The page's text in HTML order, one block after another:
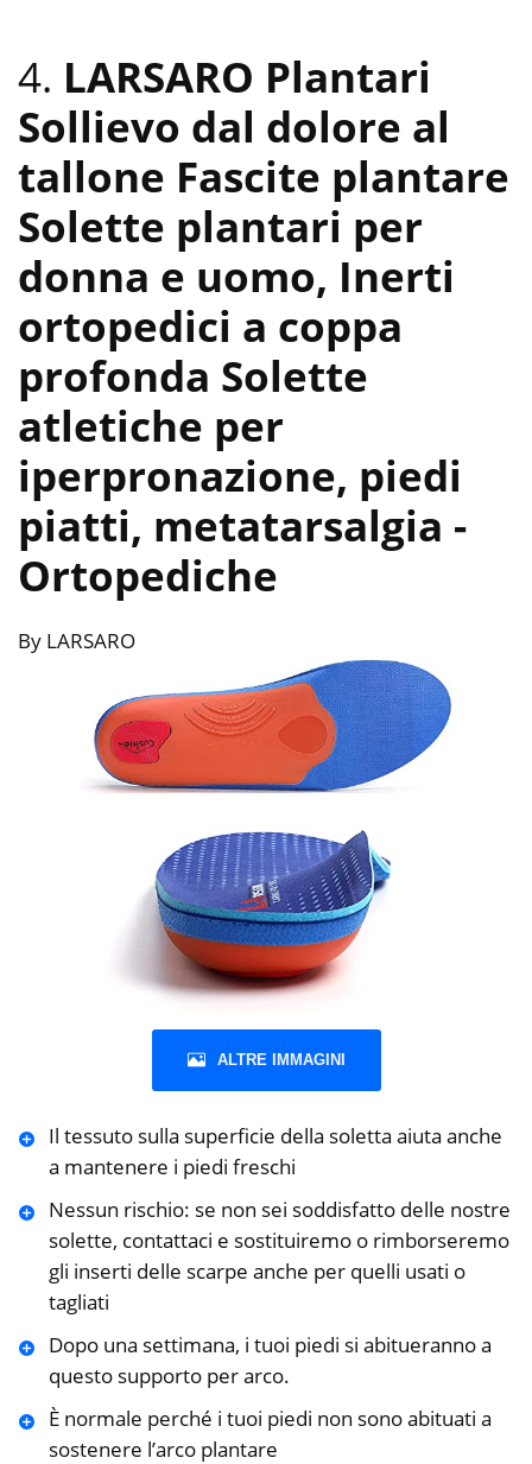
4. LARSARO Plantari
Sollievo dal dolore al
tallone Fascite plantare
Solette plantari per
donna e uomo, Inerti
ortopedici a coppa
profonda Solette
atletiche per
iperpronazione, piedi
piatti, metatarsalgia -
Ortopediche
By LARSARO
ALTRE IMMAGINI
Il tessuto sulla superficie della soletta aiuta anche
a mantenere i piedi freschi
Nessun rischio: se non sei soddisfatto delle nostre
solette, contattaci e sostituiremo o rimborseremo
gli inserti delle scarpe anche per quelli usati o
tagliati
Dopo una settimana, i tuoi piedi si abitueranno a
questo supporto per arco.
È normale perché i tuoi piedi non sono abituati a
sostenere l’arco plantare